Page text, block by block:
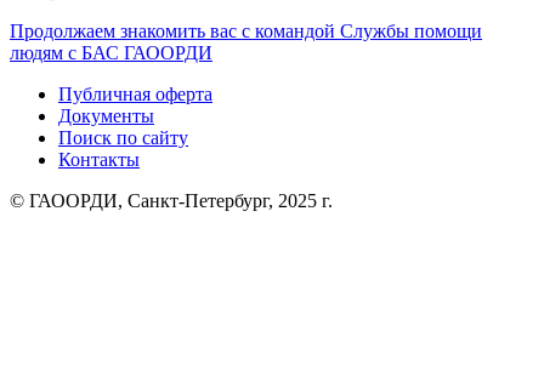
Продолжаем знакомить вас с командой Службы помощи
людям с БАС ГАООРДИ
Публичная оферта
Документы
Поиск по сайту
Контакты
© ГАООРДИ, Санкт-Петербург, 2025 г.